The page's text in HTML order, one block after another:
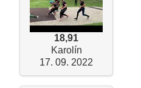
18,91
Karolín
17. 09. 2022